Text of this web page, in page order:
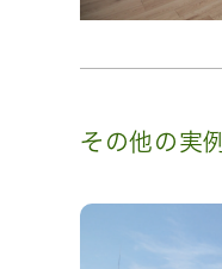
その他の実例